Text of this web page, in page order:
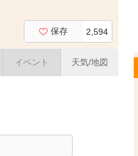
保存 2,594
イベント 天気/地図